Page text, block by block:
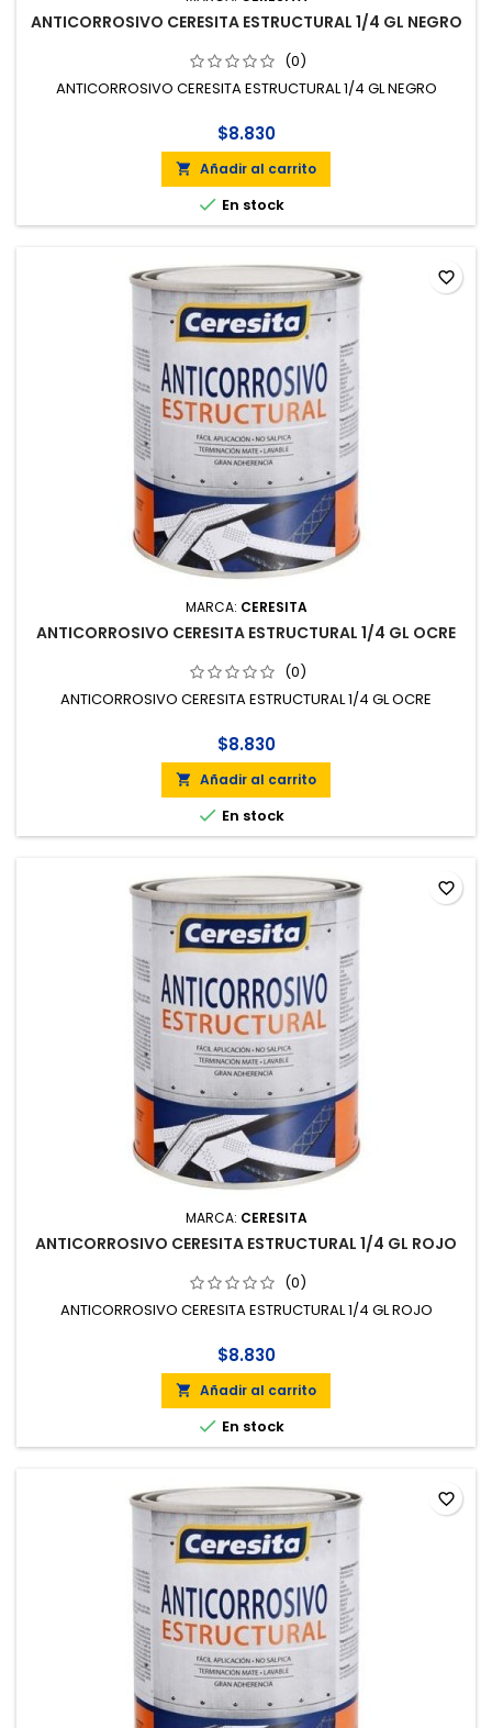
ANTICORROSIVO CERESITA ESTRUCTURAL 1/4 GL NEGRO
(0)
ANTICORROSIVO CERESITA ESTRUCTURAL 1/4 GL NEGRO
$8.830
 Añadir al carrito
 En stock
MARCA: CERESITA
ANTICORROSIVO CERESITA ESTRUCTURAL 1/4 GL OCRE
(0)
ANTICORROSIVO CERESITA ESTRUCTURAL 1/4 GL OCRE
$8.830
 Añadir al carrito
 En stock
favorite_border
MARCA: CERESITA
ANTICORROSIVO CERESITA ESTRUCTURAL 1/4 GL ROJO
(0)
ANTICORROSIVO CERESITA ESTRUCTURAL 1/4 GL ROJO
$8.830
 Añadir al carrito
 En stock
favorite_border
favorite_border